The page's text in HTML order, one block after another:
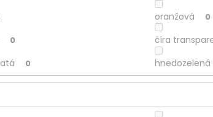
oranžová 0
0 číra
0 hnedozelená